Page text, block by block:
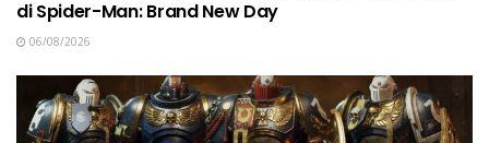
di Spider-Man: Brand New Day
06/08/2026